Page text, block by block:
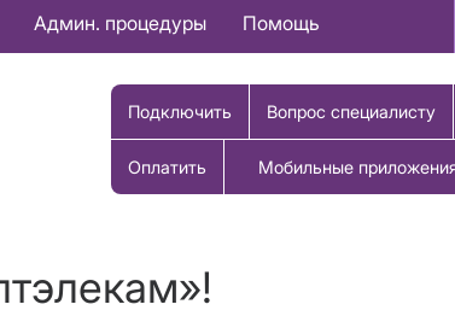
Админ. процедуры Помощь
Подключить Вопрос специалисту
Оплатить Мобильные